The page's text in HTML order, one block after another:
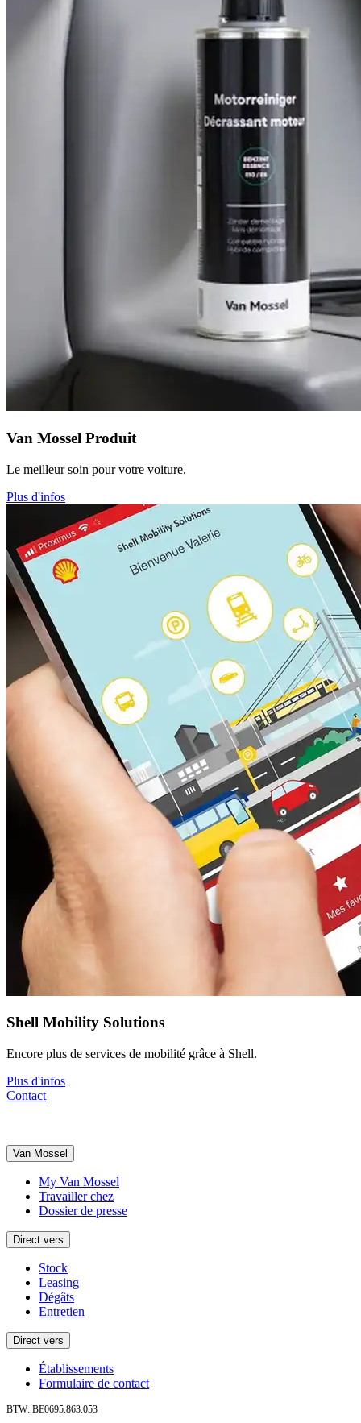
Van Mossel Produit
Le meilleur soin pour votre voiture.
Plus d'infos
Shell Mobility Solutions
Encore plus de services de mobilité grâce à Shell.
Plus d'infos
Contact
Van Mossel
My Van Mossel
Travailler chez
Dossier de presse
Direct vers
Stock
Leasing
Dégâts
Entretien
Direct vers
Établissements
Formulaire de contact
BTW: BE0695.863.053